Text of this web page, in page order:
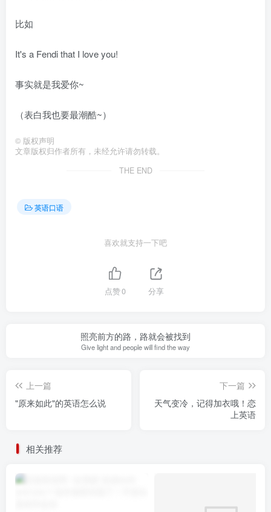
比如
It's a Fendi that I love you!
事实就是我爱你~
（表白我也要最潮酷~）
© 版权声明
文章版权归作者所有，未经允许请勿转载。
THE END
英语口语
喜欢就支持一下吧
点赞0 分享
照亮前方的路，路就会被找到
Give light and people will find the way
上一篇
"原来如此"的英语怎么说
下一篇
天气变冷，记得加衣哦！恋
上英语
相关推荐